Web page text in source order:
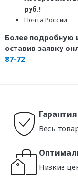
руб.!
Почта России
Более подробную
оставив заявку
87-72
Весь
Низкие